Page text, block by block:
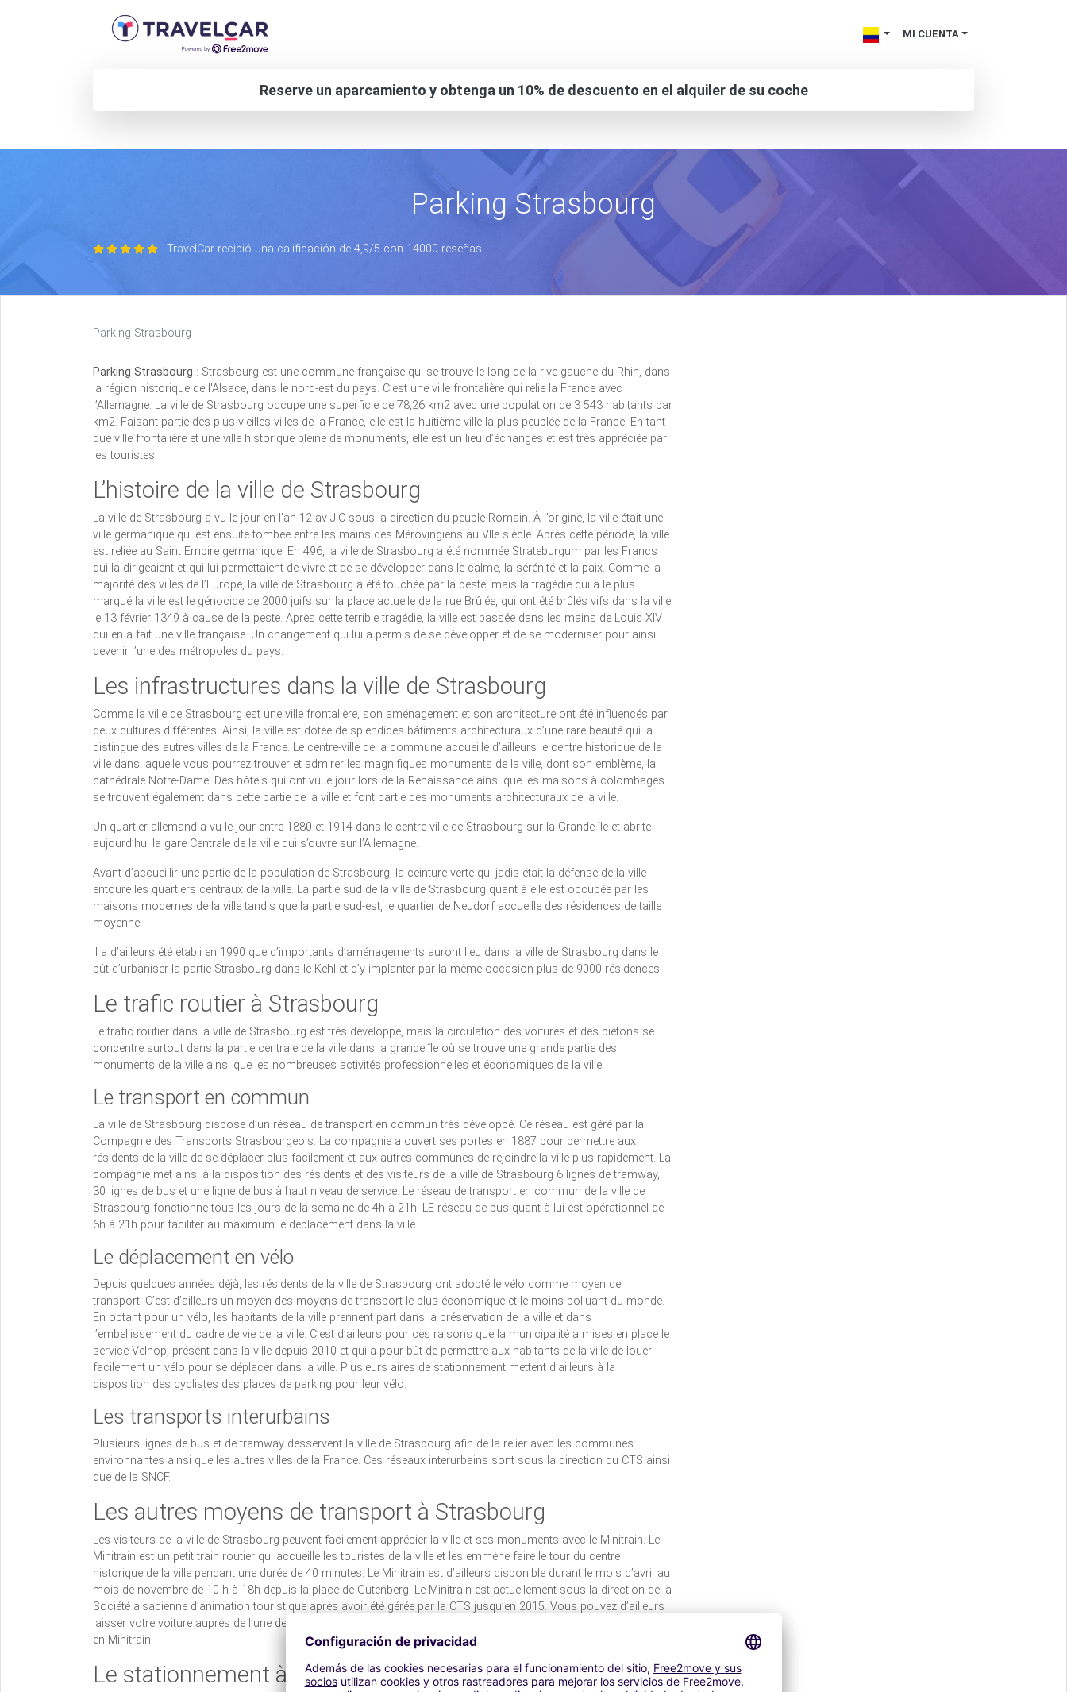
MI CUENTA
Reserve un aparcamiento y obtenga un 10% de descuento en el alquiler de su coche
Parking Strasbourg
TravelCar recibió una calificación de 4,9/5 con 14000 reseñas
Parking Strasbourg
Parking Strasbourg : Strasbourg est une commune française qui se trouve le long de la rive gauche du Rhin, dans
la région historique de l'Alsace, dans le nord-est du pays. C’est une ville frontalière qui relie la France avec
l’Allemagne. La ville de Strasbourg occupe une superficie de 78,26 km2 avec une population de 3 543 habitants par
km2. Faisant partie des plus vieilles villes de la France, elle est la huitième ville la plus peuplée de la France. En tant
que ville frontalière et une ville historique pleine de monuments, elle est un lieu d’échanges et est très appréciée par
les touristes.
L’histoire de la ville de Strasbourg
La ville de Strasbourg a vu le jour en l’an 12 av J.C sous la direction du peuple Romain. À l’origine, la ville était une
ville germanique qui est ensuite tombée entre les mains des Mérovingiens au VIIe siècle. Après cette période, la ville
est reliée au Saint Empire germanique. En 496, la ville de Strasbourg a été nommée Strateburgum par les Francs
qui la dirigeaient et qui lui permettaient de vivre et de se développer dans le calme, la sérénité et la paix. Comme la
majorité des villes de l’Europe, la ville de Strasbourg a été touchée par la peste, mais la tragédie qui a le plus
marqué la ville est le génocide de 2000 juifs sur la place actuelle de la rue Brûlée, qui ont été brûlés vifs dans la ville
le 13 février 1349 à cause de la peste. Après cette terrible tragédie, la ville est passée dans les mains de Louis XIV
qui en a fait une ville française. Un changement qui lui a permis de se développer et de se moderniser pour ainsi
devenir l’une des métropoles du pays.
Les infrastructures dans la ville de Strasbourg
Comme la ville de Strasbourg est une ville frontalière, son aménagement et son architecture ont été influencés par
deux cultures différentes. Ainsi, la ville est dotée de splendides bâtiments architecturaux d’une rare beauté qui la
distingue des autres villes de la France. Le centre-ville de la commune accueille d’ailleurs le centre historique de la
ville dans laquelle vous pourrez trouver et admirer les magnifiques monuments de la ville, dont son emblème, la
cathédrale Notre-Dame. Des hôtels qui ont vu le jour lors de la Renaissance ainsi que les maisons à colombages
se trouvent également dans cette partie de la ville et font partie des monuments architecturaux de la ville.
Un quartier allemand a vu le jour entre 1880 et 1914 dans le centre-ville de Strasbourg sur la Grande île et abrite
aujourd’hui la gare Centrale de la ville qui s’ouvre sur l’Allemagne.
Avant d’accueillir une partie de la population de Strasbourg, la ceinture verte qui jadis était la défense de la ville
entoure les quartiers centraux de la ville. La partie sud de la ville de Strasbourg quant à elle est occupée par les
maisons modernes de la ville tandis que la partie sud-est, le quartier de Neudorf accueille des résidences de taille
moyenne.
Il a d’ailleurs été établi en 1990 que d’importants d’aménagements auront lieu dans la ville de Strasbourg dans le
bût d’urbaniser la partie Strasbourg dans le Kehl et d’y implanter par la même occasion plus de 9000 résidences.
Le trafic routier à Strasbourg
Le trafic routier dans la ville de Strasbourg est très développé, mais la circulation des voitures et des piétons se
concentre surtout dans la partie centrale de la ville dans la grande île où se trouve une grande partie des
monuments de la ville ainsi que les nombreuses activités professionnelles et économiques de la ville.
Le transport en commun
La ville de Strasbourg dispose d’un réseau de transport en commun très développé. Ce réseau est géré par la
Compagnie des Transports Strasbourgeois. La compagnie a ouvert ses portes en 1887 pour permettre aux
résidents de la ville de se déplacer plus facilement et aux autres communes de rejoindre la ville plus rapidement. La
compagnie met ainsi à la disposition des résidents et des visiteurs de la ville de Strasbourg 6 lignes de tramway,
30 lignes de bus et une ligne de bus à haut niveau de service. Le réseau de transport en commun de la ville de
Strasbourg fonctionne tous les jours de la semaine de 4h à 21h. LE réseau de bus quant à lui est opérationnel de
6h à 21h pour faciliter au maximum le déplacement dans la ville.
Le déplacement en vélo
Depuis quelques années déjà, les résidents de la ville de Strasbourg ont adopté le vélo comme moyen de
transport. C’est d’ailleurs un moyen des moyens de transport le plus économique et le moins polluant du monde.
En optant pour un vélo, les habitants de la ville prennent part dans la préservation de la ville et dans
l’embellissement du cadre de vie de la ville. C’est d’ailleurs pour ces raisons que la municipalité a mises en place le
service Velhop, présent dans la ville depuis 2010 et qui a pour bût de permettre aux habitants de la ville de louer
facilement un vélo pour se déplacer dans la ville. Plusieurs aires de stationnement mettent d’ailleurs à la
disposition des cyclistes des places de parking pour leur vélo.
Les transports interurbains
Plusieurs lignes de bus et de tramway desservent la ville de Strasbourg afin de la relier avec les communes
environnantes ainsi que les autres villes de la France. Ces réseaux interurbains sont sous la direction du CTS ainsi
que de la SNCF.
Les autres moyens de transport à Strasbourg
Les visiteurs de la ville de Strasbourg peuvent facilement apprécier la ville et ses monuments avec le Minitrain. Le
Minitrain est un petit train routier qui accueille les touristes de la ville et les emmène faire le tour du centre
historique de la ville pendant une durée de 40 minutes. Le Minitrain est d’ailleurs disponible durant le mois d’avril au
mois de novembre de 10 h à 18h depuis la place de Gutenberg. Le Minitrain est actuellement sous la direction de la
Société alsacienne d’animation touristique après avoir été gérée par la CTS jusqu’en 2015. Vous pouvez d’ailleurs
laisser votre voiture auprès de l’une des aires de stationnement des environs pour pouvoir profiter de ce petit tour
en Minitrain.
Le stationnement à Strasbourg : ce qu’il faut savoir